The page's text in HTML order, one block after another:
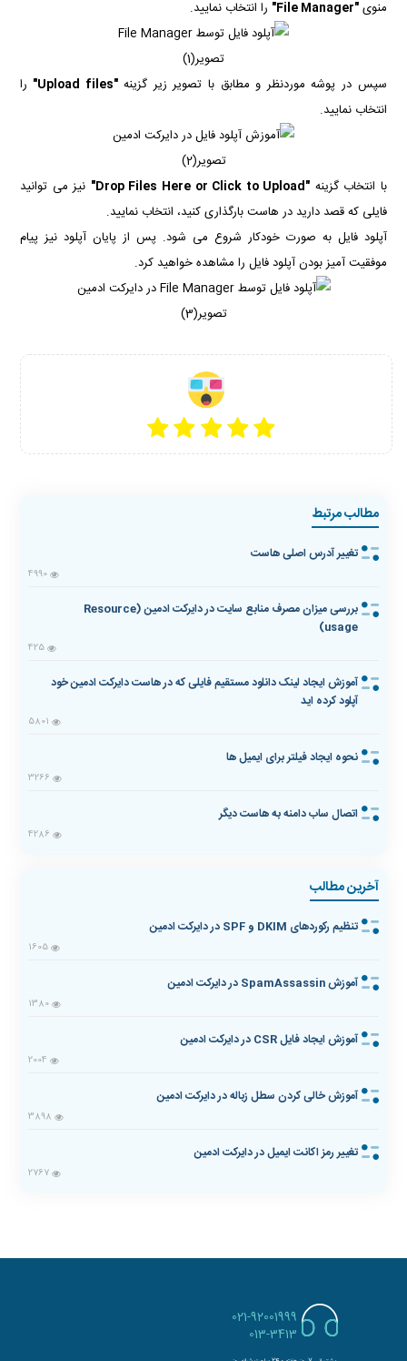
مطالب مرتبط
تغییر آدرس اصلی هاست
4990
بررسی میزان مصرف منابع سایت در دایرکت ادمین (Resource
usage)
425
آموزش ایجاد لینک دانلود مستقیم فایلی که در هاست دایرکت ادمین خود
آپلود کرده اید
5801
نحوه ایجاد فیلتر برای ایمیل ها
3266
اتصال ساب دامنه به هاست دیگر
4286
آخرین مطالب
تنظیم رکوردهای DKIM و SPF در دایرکت ادمین
1605
آموزش SpamAssassin در دایرکت ادمین
1380
آموزش ایجاد فایل CSR در دایرکت ادمین
2004
آموزش خالی کردن سطل زباله در دایرکت ادمین
3898
تغییر رمز اکانت ایمیل در دایرکت ادمین
2767
منوی"File
Manager" را انتخاب نمایید.
تصویر(1)
سپس در پوشه موردنظر و مطابق با تصویر زیر گزینه"Upload files"
را
انتخاب نمایید.
تصویر(2)
با انتخاب گزینه "Drop Files Here or Click to Upload"
نیز می توانید
فایلی که قصد دارید در هاست بارگذاری کنید، انتخاب نمایید.
آپلود فایل به صورت خودکار شروع می شود. پس از پایان آپلود نیز پیام
موفقیت آمیز بودن آپلود فایل را مشاهده خواهید کرد.
تصویر(3)
021-92001999
013-3413